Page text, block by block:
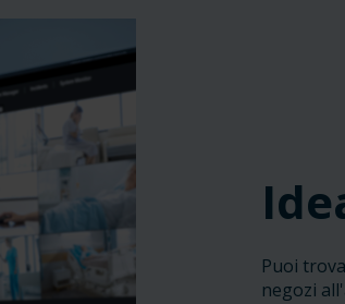
Puoi
negozi